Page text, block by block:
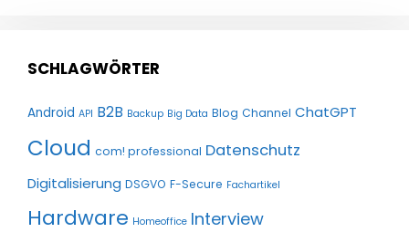
SCHLAGWÖRTER
Android API B2B Backup Big Data Blog Channel ChatGPT
Cloud com! professional Datenschutz
Digitalisierung DSGVO F-Secure Fachartikel
Hardware Homeoffice Interview